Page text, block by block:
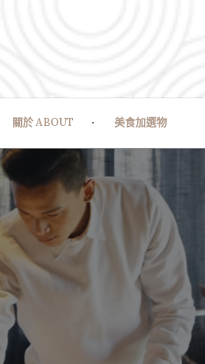
關於 ABOUT 美食加選物